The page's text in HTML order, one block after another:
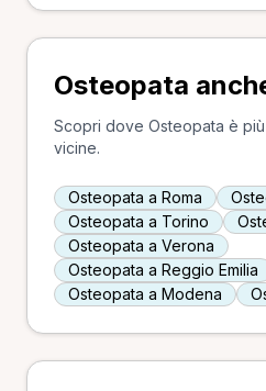
Osteopata
Scopri dove Osteopata è
vicine.
Osteopata a Roma
Osteopata a Torino
Osteopata a Verona
Osteopata a Reggio Emilia
Osteopata a Modena